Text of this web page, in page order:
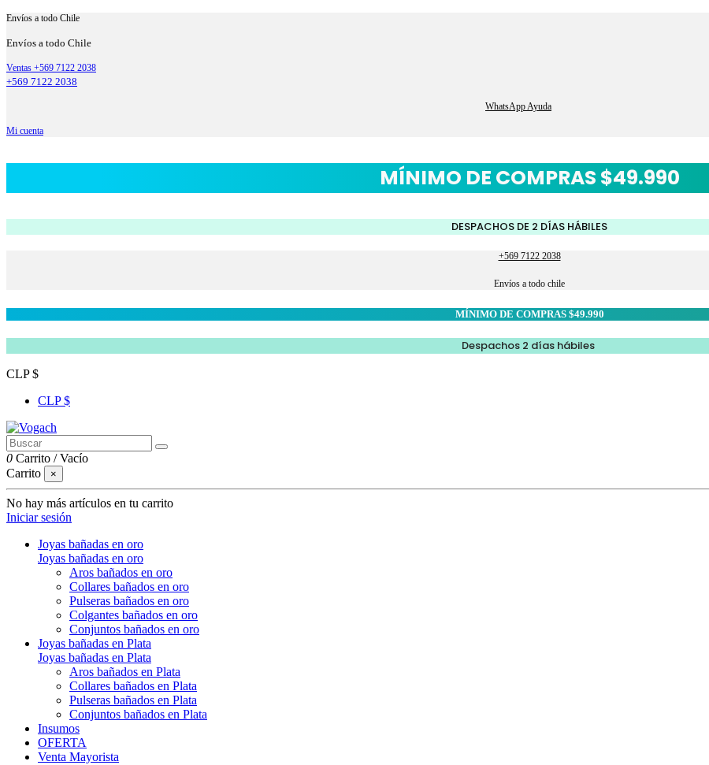
Envíos a todo Chile
Envíos a todo Chile
Ventas +569 7122 2038
+569 7122 2038
WhatsApp Ayuda
Mi cuenta
MÍNIMO DE COMPRAS $49.990
DESPACHOS DE 2 DÍAS HÁBILES
+569 7122 2038
Envíos a todo chile
MÍNIMO DE COMPRAS $49.990
Despachos 2 días hábiles
CLP $
CLP $
0 Carrito /Vacío
Carrito
×
No hay más artículos en tu carrito
Iniciar sesión
Joyas bañadas en oro
Joyas bañadas en oro
Aros bañados en oro
Collares bañados en oro
Pulseras bañados en oro
Colgantes bañados en oro
Conjuntos bañados en oro
Joyas bañadas en Plata
Joyas bañadas en Plata
Aros bañados en Plata
Collares bañados en Plata
Pulseras bañados en Plata
Conjuntos bañados en Plata
Insumos
OFERTA
Venta Mayorista